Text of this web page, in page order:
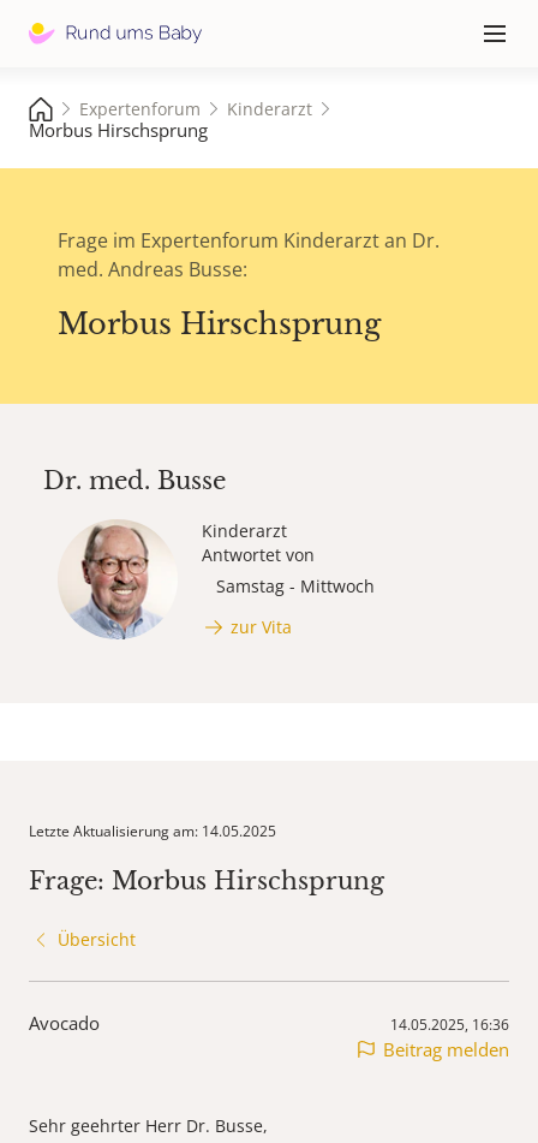
≡
Expertenforum Kinderarzt
Morbus Hirschsprung
Frage im Expertenforum Kinderarzt an Dr.
med. Andreas Busse:
Morbus Hirschsprung
Dr. med. Busse
Kinderarzt
Antwortet von
Samstag - Mittwoch
zur Vita
Letzte Aktualisierung am: 14.05.2025
Frage: Morbus Hirschsprung
Übersicht
Avocado 14.05.2025, 16:36
Beitrag melden
Sehr geehrter Herr Dr. Busse,